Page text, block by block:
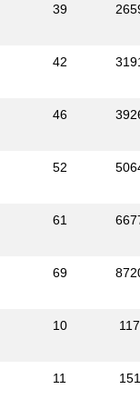
39
42
46
52
61
69
10 117
11 151